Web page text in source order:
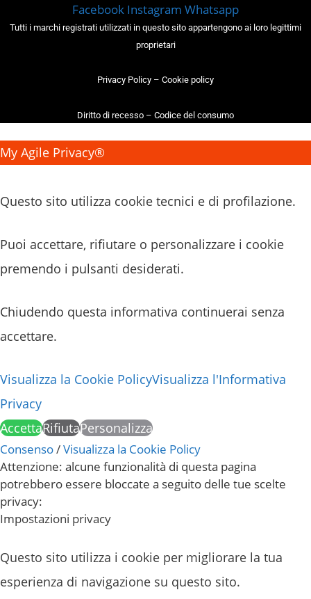
Facebook Instagram Whatsapp
Tutti i marchi registrati utilizzati in questo sito appartengono ai loro legittimi
proprietari
Privacy Policy – Cookie policy
Diritto di recesso – Codice del consumo
My Agile Privacy®
Questo sito utilizza cookie tecnici e di profilazione.
Puoi accettare, rifiutare o personalizzare i cookie
premendo i pulsanti desiderati.
Chiudendo questa informativa continuerai senza
accettare.
Visualizza la Cookie PolicyVisualizza l'Informativa
Privacy
AccettaRifiutaPersonalizza
Consenso/Visualizza la Cookie Policy
Attenzione: alcune funzionalità di questa pagina
potrebbero essere bloccate a seguito delle tue scelte
privacy:
Impostazioni privacy
Questo sito utilizza i cookie per migliorare la tua
esperienza di navigazione su questo sito.